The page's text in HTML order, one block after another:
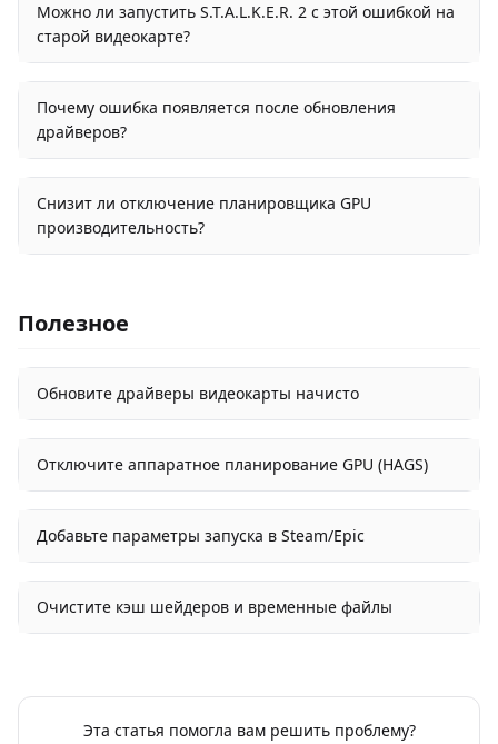
Можно ли запустить S.T.A.L.K.E.R. 2 с этой ошибкой на
старой видеокарте?
Почему ошибка появляется после обновления
драйверов?
Снизит ли отключение планировщика GPU
производительность?
Полезное
Обновите драйверы видеокарты начисто
Отключите аппаратное планирование GPU (HAGS)
Добавьте параметры запуска в Steam/Epic
Очистите кэш шейдеров и временные файлы
Эта статья помогла вам решить проблему?